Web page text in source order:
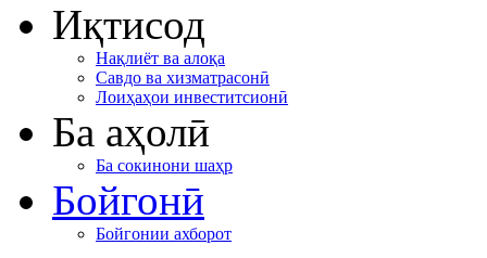
Иқтисод
Нақлиёт ва алоқа
Савдо ва хизматрасонӣ
Лоиҳаҳои инвеститсионӣ
Ба аҳолӣ
Ба сокинони шаҳр
Бойгонӣ
Бойгонии ахборот